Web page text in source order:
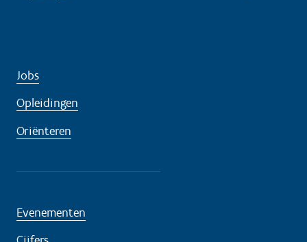
Jobs
Opleidingen
Oriënteren
Evenementen